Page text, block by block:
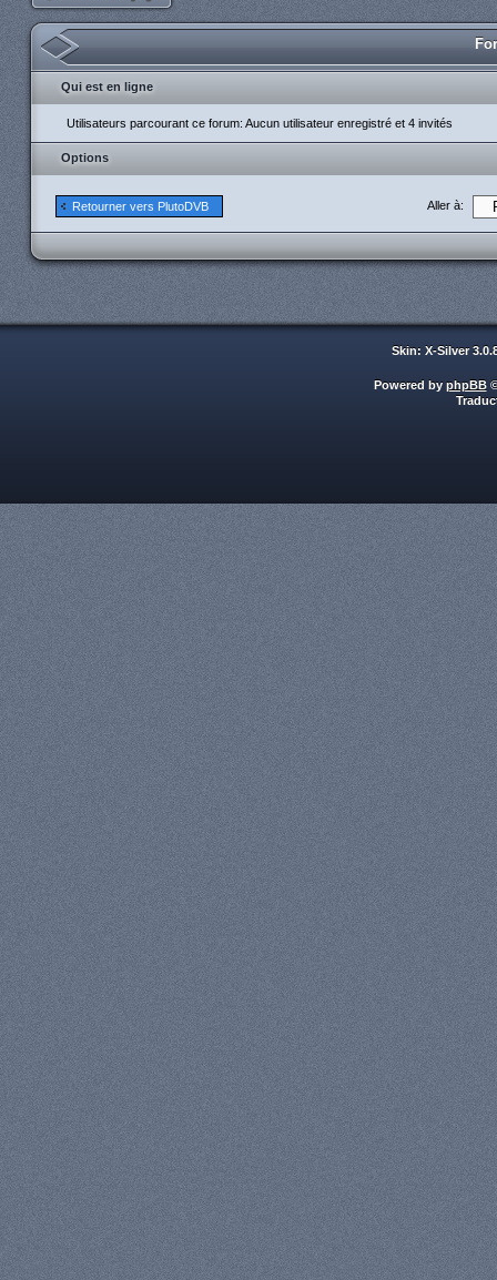
Qui est en ligne
Utilisateurs parcourant ce forum: Aucun utilisateur enregistré et 4 invités
Options
Retourner vers PlutoDVB Aller à:
Skin: X-Silver
Powered by phpBB©